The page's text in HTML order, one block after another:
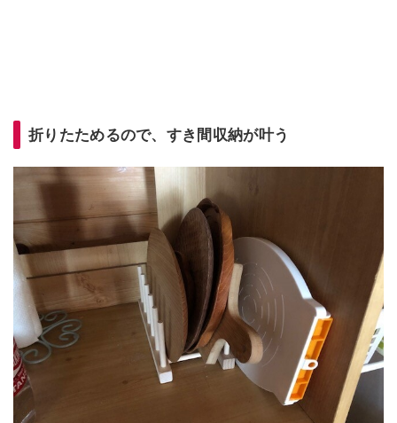
折りたためるので、すき間収納が叶う